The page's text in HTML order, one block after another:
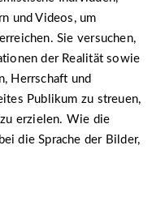
und Videos, um
Sie versuchen,
der Realität sowie
Herrschaft und
Publikum zu streuen,
erzielen. Wie die
die Sprache der Bilder,